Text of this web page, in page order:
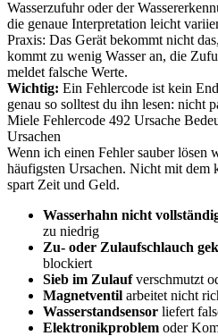
Wasserzufuhr oder der
die genaue Interpretation leicht
Praxis: Das Gerät bekommt nicht
kommt zu wenig Wasser an, die
meldet falsche Werte.
Wichtig: Ein Fehlercode ist kein
genau so solltest du ihn lesen: nicht
Miele Fehlercode 492 Ursache
Ursachen
Wenn ich einen Fehler sauber lösen
häufigsten Ursachen. Nicht mit dem
spart Zeit und Geld.
Wasserhahn nicht
zu niedrig
Zu- oder Zulaufschlauch
blockiert
Sieb im Zulaufverschmutzt
Magnetventil arbeitet nicht
Wasserstandsensor liefert
Elektronikproblem oder